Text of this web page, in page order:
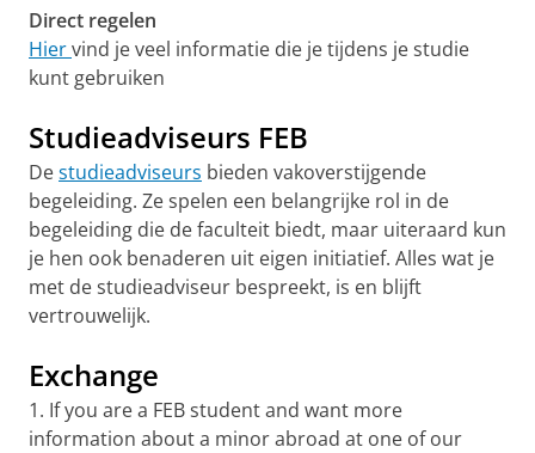
Direct regelen
Hiervind je veel informatie die je tijdens je studie
kunt gebruiken
Studieadviseurs FEB
Destudieadviseurs bieden vakoverstijgende
begeleiding. Ze spelen een belangrijke rol in de
begeleiding die de faculteit biedt, maar uiteraard kun
je hen ook benaderen uit eigen initiatief. Alles wat je
met de studieadviseur bespreekt, is en blijft
vertrouwelijk.
Exchange
1. If you are a FEB student and want more
information about a minor abroad at one of our